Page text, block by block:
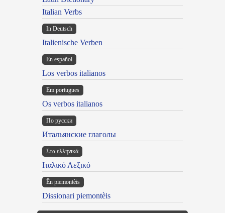
Italian Verbs
In Deutsch
Italienische Verben
En español
Los verbos italianos
Em portugues
Os verbos italianos
По русски
Итальянские глаголы
Στα ελληνικά
Ιταλικό Λεξικό
Ën piemontèis
Dissionari piemontèis